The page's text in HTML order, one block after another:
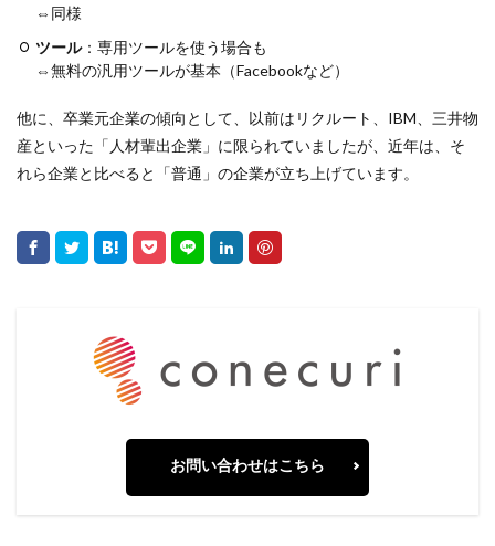
⇔同様
ツール：専用ツールを使う場合も
⇔無料の汎用ツールが基本（Facebookなど）
他に、卒業元企業の傾向として、以前はリクルート、IBM、三井物
産といった「人材輩出企業」に限られていましたが、近年は、そ
れら企業と比べると「普通」の企業が立ち上げています。
お問い合わせはこちら